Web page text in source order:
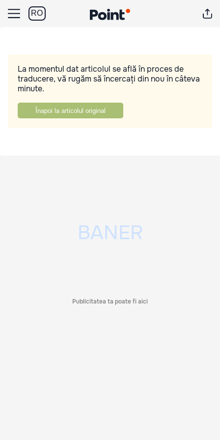
RO
La momentul dat articolul se află în proces de
traducere, vă rugăm să încercați din nou în câteva
minute.
Înapoi la articolul original
Publicitatea ta poate fi aici